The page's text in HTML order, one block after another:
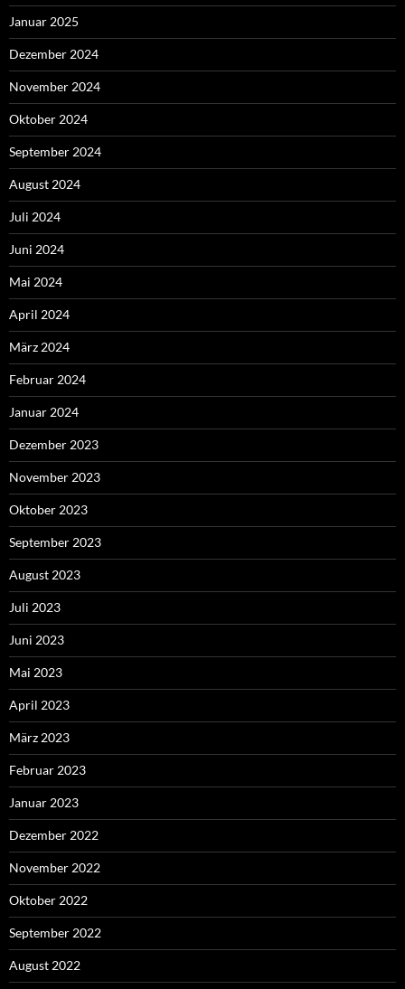
Januar 2025
Dezember 2024
November 2024
Oktober 2024
September 2024
August 2024
Juli 2024
Juni 2024
Mai 2024
April 2024
März 2024
Februar 2024
Januar 2024
Dezember 2023
November 2023
Oktober 2023
September 2023
August 2023
Juli 2023
Juni 2023
Mai 2023
April 2023
März 2023
Februar 2023
Januar 2023
Dezember 2022
November 2022
Oktober 2022
September 2022
August 2022